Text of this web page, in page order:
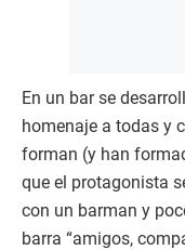
En un bar se
homenaje a todas y
forman (y han
que el protagonista
con un barman y
barra “amigos,